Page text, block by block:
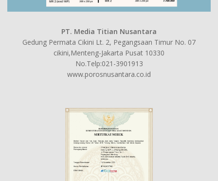
PT. Media Titian Nusantara
Gedung Permata Cikini Lt. 2, Pegangsaan Timur No. 07
cikini,Menteng-Jakarta Pusat 10330
No.Telp:021-3901913
www.porosnusantara.co.id